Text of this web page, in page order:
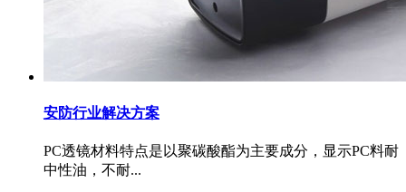
安防行业解决方案
PC透镜材料特点是以聚碳酸酯为主要成分，显示PC料耐
中性油，不耐...